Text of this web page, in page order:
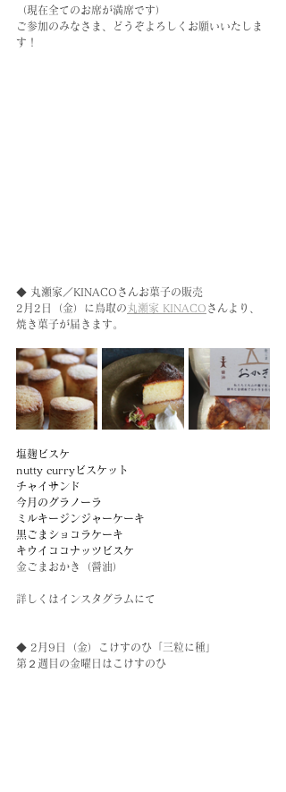
（現在全てのお席が満席です）
ご参加のみなさま、どうぞよろしくお願いいたしま
す！
◆ 丸瀬家／KINACOさんお菓子の販売
2月2日（金）に鳥取の丸瀬家 KINACO さんより、
焼き菓子が届きます。
塩麹ビスケ
nutty curryビスケット
チャイサンド
今月のグラノーラ
ミルキージンジャーケーキ
黒ごまショコラケーキ
キウイココナッツビスケ
金ごまおかき（醤油）
詳しくはインスタグラムにて
◆ 2月9日（金）こけすのひ「三粒に種」
第２週目の金曜日はこけすのひ